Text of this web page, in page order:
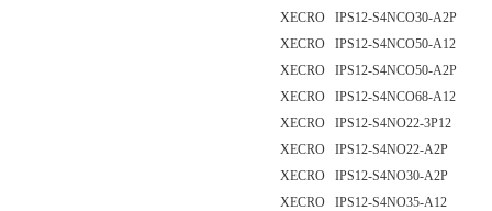
XECRO IPS12-S4NCO30-A2P
XECRO IPS12-S4NCO50-A12
XECRO IPS12-S4NCO50-A2P
XECRO IPS12-S4NCO68-A12
XECRO IPS12-S4NO22-3P12
XECRO IPS12-S4NO22-A2P
XECRO IPS12-S4NO30-A2P
XECRO IPS12-S4NO35-A12